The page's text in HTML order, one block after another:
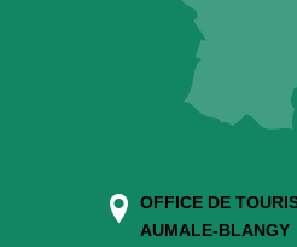
OFFICE DE
AUMALE-BLANGY